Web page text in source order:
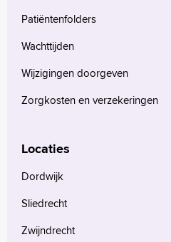
Patiëntenfolders
Wachttijden
Wijzigingen doorgeven
Zorgkosten en verzekeringen
Locaties
Dordwijk
Sliedrecht
Zwijndrecht